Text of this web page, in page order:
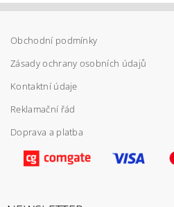
Vložením hodnocení
ochrany osobních údajů
Obchodní podmínky
Zásady ochrany osobních údajů
Kontaktní údaje
Reklamační řád
Doprava a platba